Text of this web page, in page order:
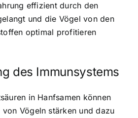
effizient durch den
und die Vögel von den
optimal profitieren
des Immunsystems
in Hanfsamen können
von Vögeln stärken und dazu